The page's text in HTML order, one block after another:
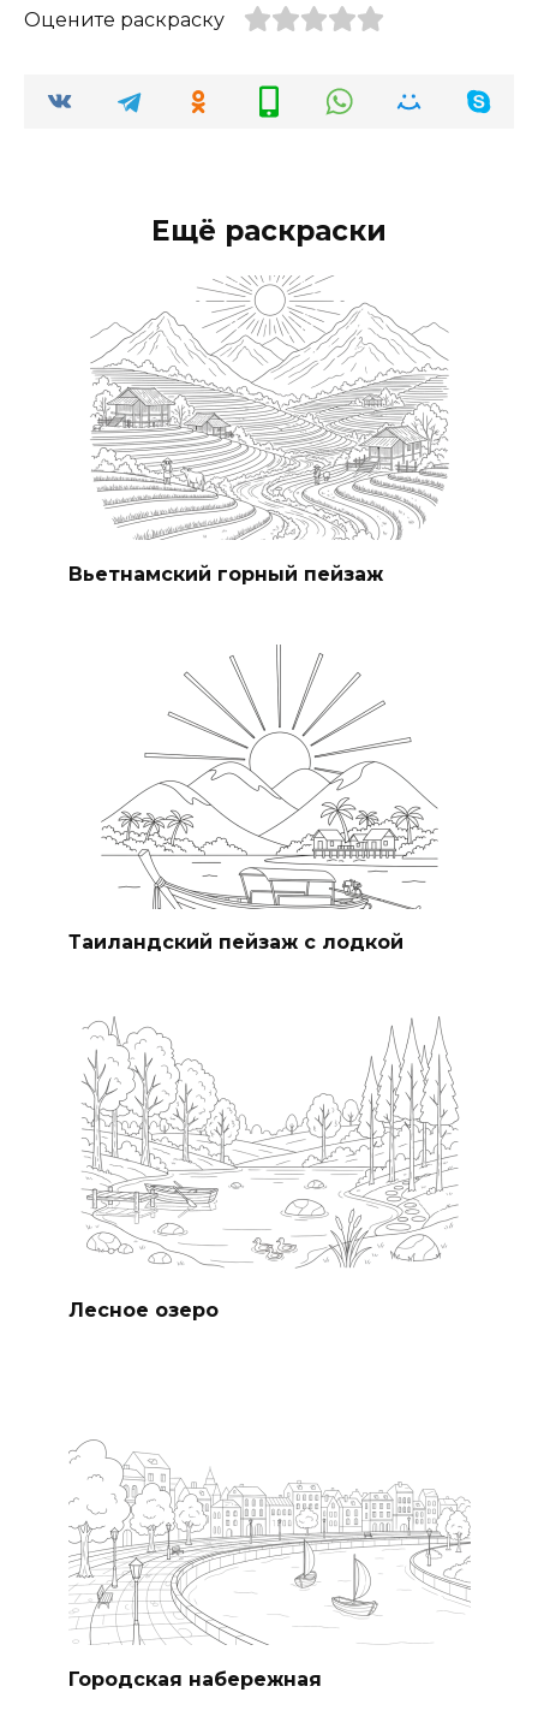
Оцените раскраску
Ещё раскраски
Вьетнамский горный пейзаж
Таиландский пейзаж с лодкой
Лесное озеро
Городская набережная